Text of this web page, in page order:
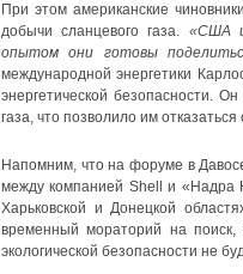
При этом американские
добычи сланцевого газа. «США
опытом они готовы
международной энергетики
энергетической безопасности.
газа, что позволило им
Напомним, что на форуме в
между компанией Shell и «Надра
Харьковской и Донецкой
временный мораторий на поиск,
экологической безопасности не